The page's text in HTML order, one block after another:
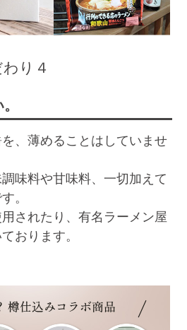
り４
、薄めることはしていませ
味料や甘味料、一切加えて
。
されたり、有名ラーメン屋
おります。